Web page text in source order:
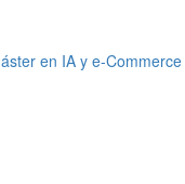
en IA y e-Commerce